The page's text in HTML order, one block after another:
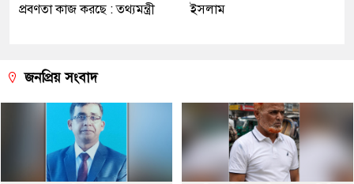
প্রবণতা কাজ করছে : তথ্যমন্ত্রী
ইসলাম
জনপ্রিয় সংবাদ